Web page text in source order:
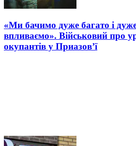
«Ми бачимо дуже багато і
впливаємо». Військовий про
окупантів у Приазов’ї